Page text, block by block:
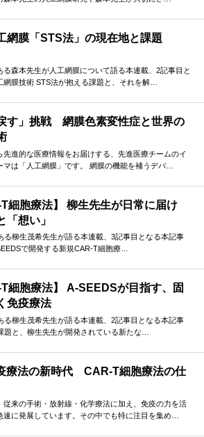
網膜「STS法」の現在地と課題
る森本先生が人工網膜について語る本連載、2記事目と
膜技術 STS法が抱える課題と、それを解…
す」挑戦 網膜色素変性症と世界の
進的な医療情報をお届けする、先進医療チームのイ
マは「人工網膜」です。 網膜の機能を補うデバ…
細胞療法】 柳生先生が日常に届け
「想い」
る柳生茂希先生が語る本連載、3記事目となる本記事
で開発する新規CAR-T細胞療…
細胞療法】 A-SEEDSが目指す、固
免疫療法
る柳生茂希先生が語る本連載、2記事目となる本記事
題と、柳生先生が開発されている新たな…
療法の新時代 CAR-T細胞療法の仕
従来の手術・放射線・化学療法に加え、免疫の力を活
速に発展しています。その中でも特に注目を集め…